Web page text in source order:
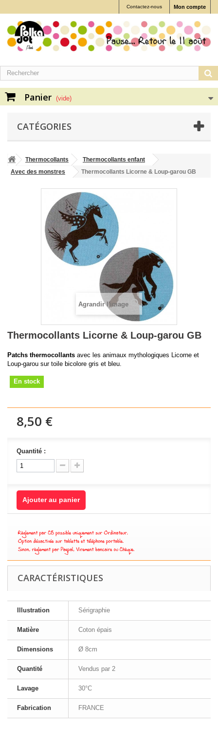
Mon compte
Contactez-nous
Panier (vide)
CATÉGORIES
Thermocollants
Thermocollants enfant
Avec des monstres
Thermocollants Licorne & Loup-garou GB
Agrandir l'image
Thermocollants Licorne & Loup-garou GB
Patchs thermocollants avec les animaux mythologiques Licorne et
Loup-garou sur toile bicolore gris et bleu.
En stock
8,50 €
Quantité :
Ajouter au panier
CARACTÉRISTIQUES
Illustration Sérigraphie
Matière Coton épais
Dimensions Ø 8cm
Quantité Vendus par 2
Lavage 30°C
Fabrication FRANCE